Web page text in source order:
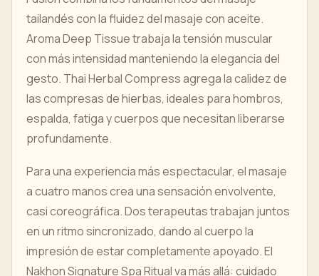
tailandés con la fluidez del masaje con aceite.
Aroma Deep Tissue trabaja la tensión muscular
con más intensidad manteniendo la elegancia del
gesto. Thai Herbal Compress agrega la calidez de
las compresas de hierbas, ideales para hombros,
espalda, fatiga y cuerpos que necesitan liberarse
profundamente.
Para una experiencia más espectacular, el masaje
a cuatro manos crea una sensación envolvente,
casi coreográfica. Dos terapeutas trabajan juntos
en un ritmo sincronizado, dando al cuerpo la
impresión de estar completamente apoyado. El
Nakhon Signature Spa Ritual va más allá: cuidado